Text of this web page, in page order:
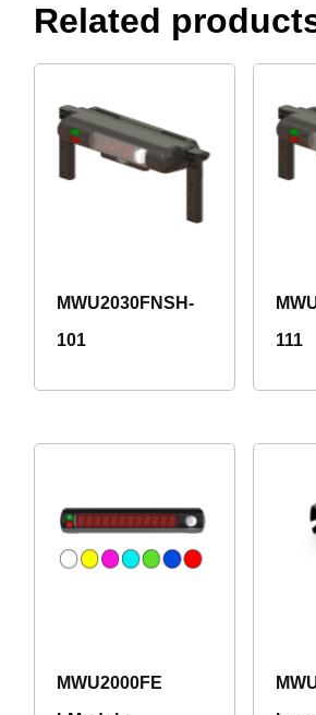
Related
MWU2030FNSH-
101
111
MWU2000FE